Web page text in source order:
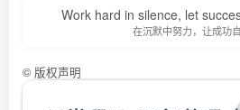
Work hard in silence, let
在沉默中努力，让成功
© 版权声明